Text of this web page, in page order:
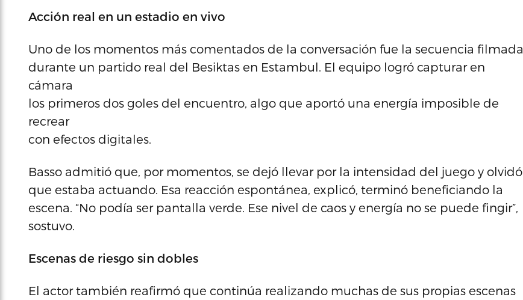
Acción real en un estadio en vivo
Uno de los momentos más comentados de la conversación fue la secuencia filmada
durante un partido real del Besiktas en Estambul. El equipo logró capturar en
cámara
los primeros dos goles del encuentro, algo que aportó una energía imposible de
recrear
con efectos digitales.
Basso admitió que, por momentos, se dejó llevar por la intensidad del juego y olvidó
que estaba actuando. Esa reacción espontánea, explicó, terminó beneficiando la
escena. “No podía ser pantalla verde. Ese nivel de caos y energía no se puede fingir”,
sostuvo.
Escenas de riesgo sin dobles
El actor también reafirmó que continúa realizando muchas de sus propias escenas